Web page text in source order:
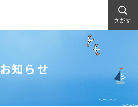
さがす
お知らせ